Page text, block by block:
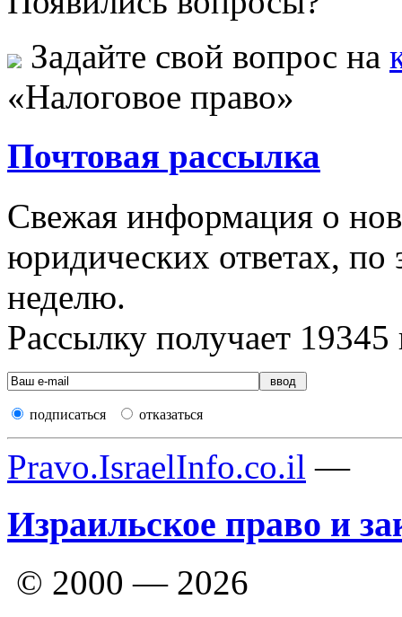
Задайте свой вопрос на
«Налоговое право»
Почтовая рассылка
Свежая информация о
юридических ответах, по
неделю.
Рассылку получает 19345
подписаться отказаться
Pravo.IsraelInfo.co.il —
Израильское право и
© 2000 — 2026